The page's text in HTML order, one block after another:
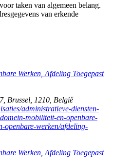
taken van algemeen belang.
van erkende
Werken, Afdeling Toegepast
, Brussel 1210 België
administratieve-diensten-
mobiliteit-en-openbare-
openbare-werken/afdeling-
Werken, Afdeling Toegepast